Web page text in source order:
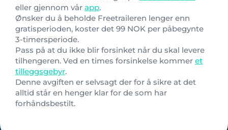
eller gjennom vår app.
Ønsker du å beholde Freetraileren lenger enn
gratisperioden, koster det 99 NOK per påbegynte
3-timersperiode.
Pass på at du ikke blir forsinket når du skal levere
tilhengeren. Ved en times forsinkelse kommer et
tilleggsgebyr.
Denne avgiften er selvsagt der for å sikre at det
alltid står en henger klar for de som har
forhåndsbestilt.